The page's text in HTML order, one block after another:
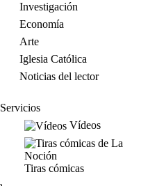
Investigación
Economía
Arte
Iglesia Católica
Noticias del lector
Servicios
Vídeos
Tiras cómicas